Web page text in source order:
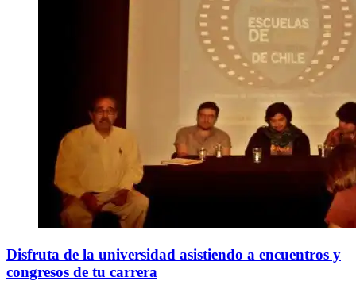
Disfruta de la universidad asistiendo a encuentros y
congresos de tu carrera